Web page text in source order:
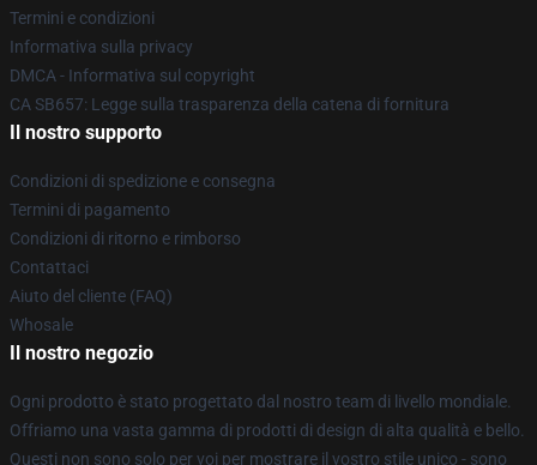
Termini e condizioni
Informativa sulla privacy
DMCA - Informativa sul copyright
CA SB657: Legge sulla trasparenza della catena di fornitura
Il nostro supporto
Condizioni di spedizione e consegna
Termini di pagamento
Condizioni di ritorno e rimborso
Contattaci
Aiuto del cliente (FAQ)
Whosale
Il nostro negozio
Ogni prodotto è stato progettato dal nostro team di livello mondiale.
Offriamo una vasta gamma di prodotti di design di alta qualità e bello.
Questi non sono solo per voi per mostrare il vostro stile unico - sono